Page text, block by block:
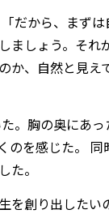
だから、まず
ましょう。それ
か、自然と見え
。胸の奥にあっ
のを感じた。 同
た。
を創り出したい